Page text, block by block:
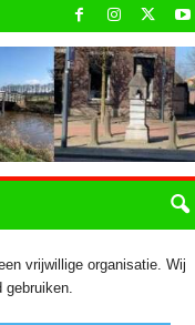
vrijwillige organisatie. Wij
gebruiken.